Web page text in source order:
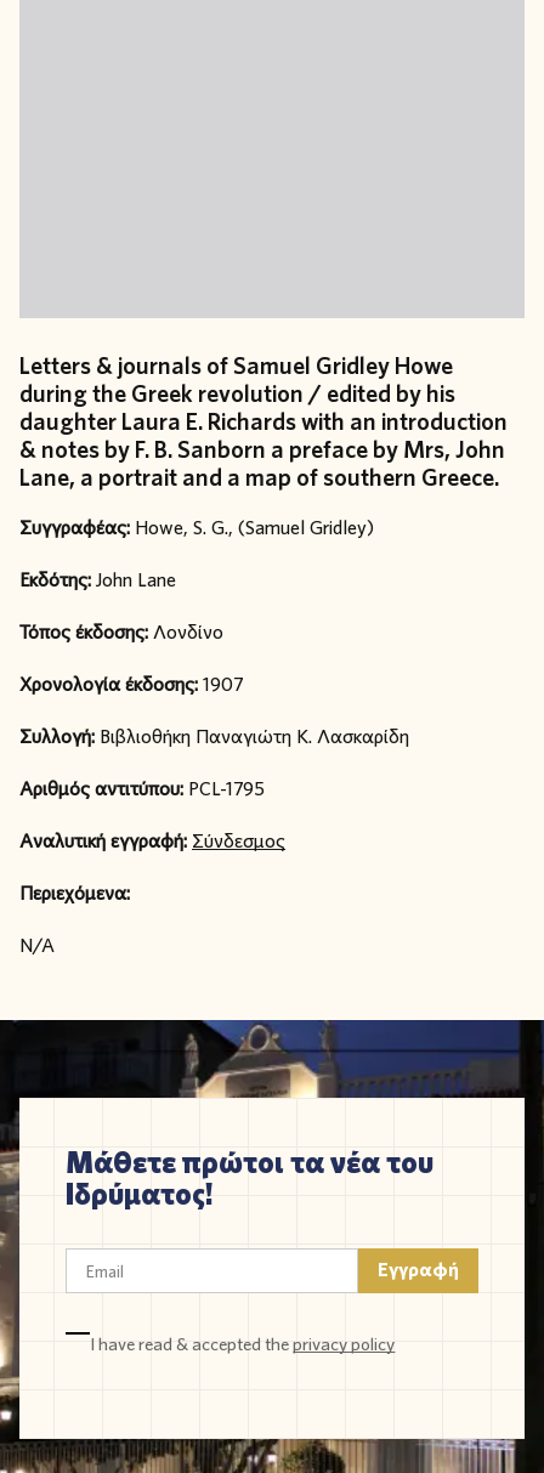
Letters & journals of Samuel Gridley Howe
during the Greek revolution / edited by his
daughter Laura E. Richards with an introduction
& notes by F. B. Sanborn a preface by Mrs, John
Lane, a portrait and a map of southern Greece.
Συγγραφέας: Howe, S. G., (Samuel Gridley)
Εκδότης:John Lane
Τόπος έκδοσης:Λονδίνο
Χρονολογία έκδοσης:1907
Συλλογή: Βιβλιοθήκη Παναγιώτη Κ. Λασκαρίδη
Αριθμός αντιτύπου: PCL-1795
Αναλυτική εγγραφή: Σύνδεσμος
Περιεχόμενα:
N/A
Μάθετε πρώτοι τα νέα του
Ιδρύματος!
I have read & accepted theprivacy policy